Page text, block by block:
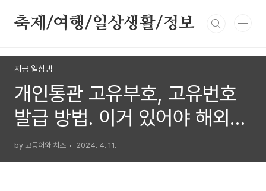
축제/여행/일상생활/정보
지금 일상템
개인통관 고유부호, 고유번호
발급 방법. 이거 있어야 해외직
구 가능해요.
by 고등어와 치즈 2024. 4. 11.